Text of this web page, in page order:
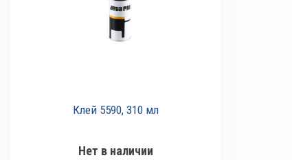
Клей 5590, 310 мл
Нет в наличии